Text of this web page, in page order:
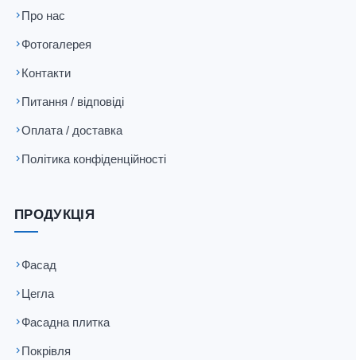
Про нас
Фотогалерея
Контакти
Питання / відповіді
Оплата / доставка
Політика конфіденційності
ПРОДУКЦІЯ
Фасад
Цегла
Фасадна плитка
Покрівля